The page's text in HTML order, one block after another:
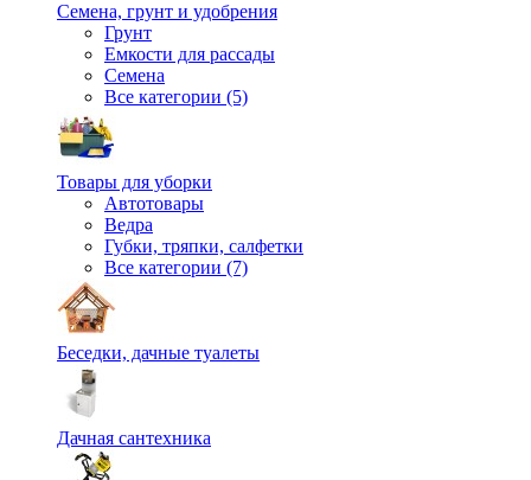
Семена, грунт и удобрения
Грунт
Емкости для рассады
Семена
Все категории (5)
Товары для уборки
Автотовары
Ведра
Губки, тряпки, салфетки
Все категории (7)
Беседки, дачные туалеты
Дачная сантехника